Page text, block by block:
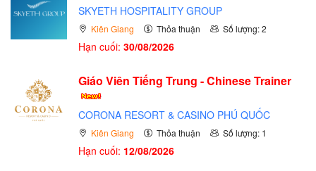
SKYETH HOSPITALITY GROUP
Kiên Giang Thỏa thuận Số lượng: 2
Hạn cuối: 30/08/2026
Giáo Viên Tiếng Trung - Chinese Trainer
CORONA RESORT & CASINO PHÚ QUỐC
Kiên Giang Thỏa thuận Số lượng: 1
Hạn cuối: 12/08/2026